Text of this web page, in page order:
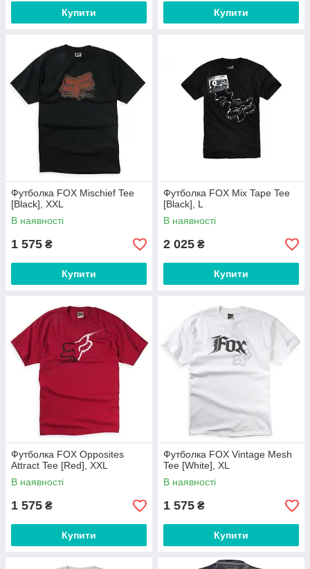
Купити Купити
Футболка FOX Mischief Tee
[Black], XXL
В наявності
1 575 ₴
Купити
Футболка FOX Mix Tape Tee
[Black], L
В наявності
2 025 ₴
Купити
Футболка FOX Opposites
Attract Tee [Red], XXL
В наявності
1 575 ₴
Купити
Футболка FOX Vintage Mesh
Tee [White], XL
В наявності
1 575 ₴
Купити